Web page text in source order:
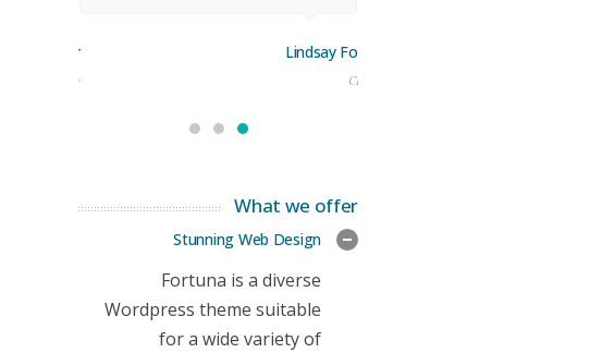
Lindsay Ford
CEO
Stoner
Manager
What we offer
Stunning Web Design
Fortuna is a diverse
Wordpress theme suitable
for a wide variety of